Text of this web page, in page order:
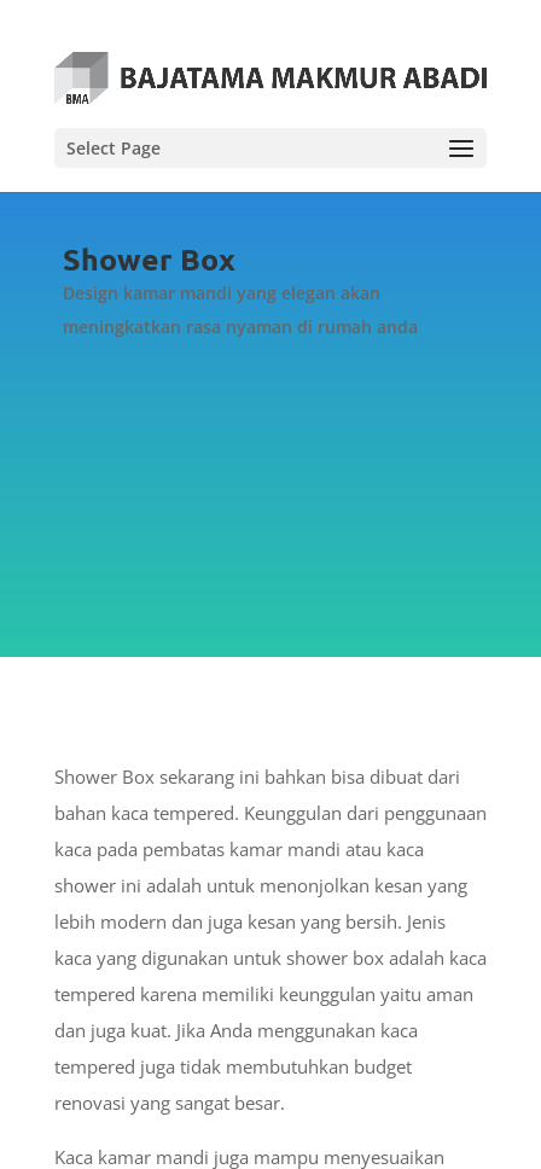
Select Page
Shower Box
Design kamar mandi yang elegan akan
meningkatkan rasa nyaman di rumah anda
Shower Box sekarang ini bahkan bisa dibuat dari
bahan kaca tempered. Keunggulan dari penggunaan
kaca pada pembatas kamar mandi atau kaca
shower ini adalah untuk menonjolkan kesan yang
lebih modern dan juga kesan yang bersih. Jenis
kaca yang digunakan untuk shower box adalah kaca
tempered karena memiliki keunggulan yaitu aman
dan juga kuat. Jika Anda menggunakan kaca
tempered juga tidak membutuhkan budget
renovasi yang sangat besar.
Kaca kamar mandi juga mampu menyesuaikan